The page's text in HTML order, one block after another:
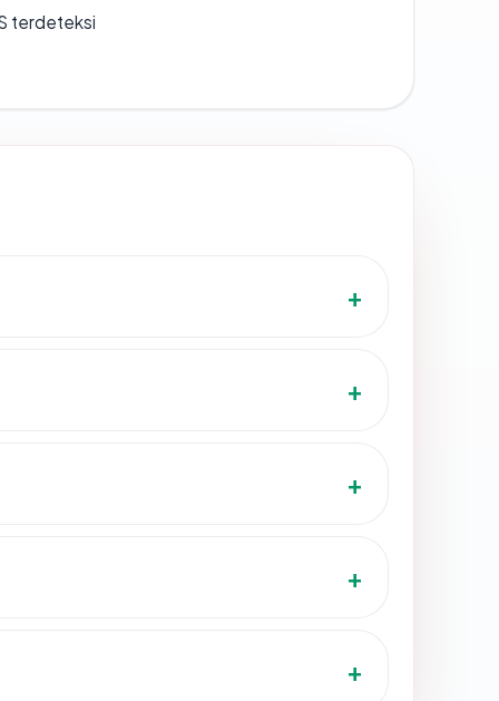
terdeteksi